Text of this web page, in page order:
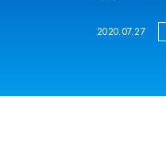
2020.07.27